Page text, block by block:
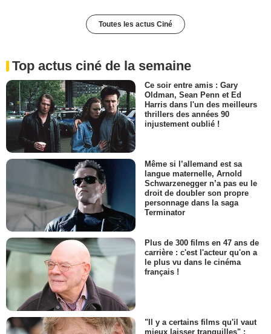
Toutes les actus Ciné
Top actus ciné de la semaine
Ce soir entre amis : Gary
Oldman, Sean Penn et Ed
Harris dans l'un des meilleurs
thrillers des années 90
injustement oublié !
Même si l’allemand est sa
langue maternelle, Arnold
Schwarzenegger n’a pas eu le
droit de doubler son propre
personnage dans la saga
Terminator
Plus de 300 films en 47 ans de
carrière : c'est l'acteur qu'on a
le plus vu dans le cinéma
français !
"Il y a certains films qu'il vaut
mieux laisser tranquilles" :